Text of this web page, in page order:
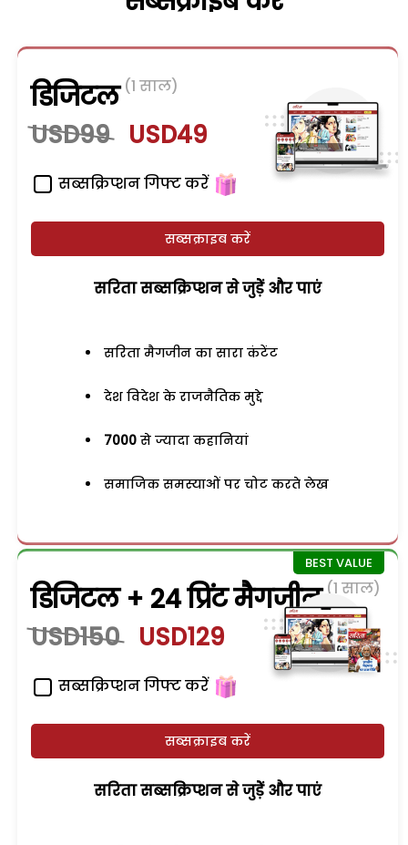
डिजिटल (1 साल)
USD99 USD49
सब्सक्रिप्शन गिफ्ट करें
सब्सक्राइब करें
सरिता सब्सक्रिप्शन से जुड़ेें और पाएं
सरिता मैगजीन का सारा कंटेंट
देश विदेश के राजनैतिक मुद्दे
7000 से ज्यादा कहानियां
समाजिक समस्याओं पर चोट करते लेख
डिजिटल + 24 प्रिंट मैगजीन (1 साल)
USD150 USD129
सब्सक्रिप्शन गिफ्ट करें
सब्सक्राइब करें
सरिता सब्सक्रिप्शन से जुड़ेें और पाएं